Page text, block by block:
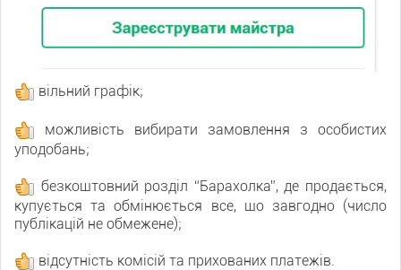
вільний графік;
можливість вибирати замовлення з особистих
уподобань;
безкоштовний розділ “Барахолка”, де продається,
купується та обмінюється все, що завгодно (число
публікацій не обмежене);
відсутність комісій та прихованих платежів.